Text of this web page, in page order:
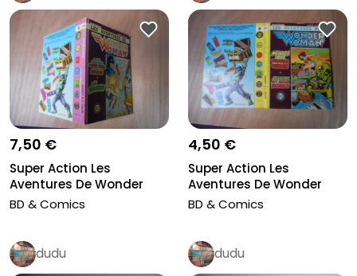
7,50 €
Super Action Les
Aventures De Wonder
Woman Recueil...
BD & Comics
4,50 €
Super Action Les
Aventures De Wonder
Woman Recueil...
BD & Comics
dudu dudu